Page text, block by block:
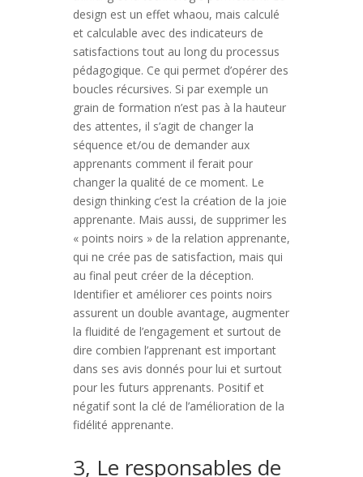
design est un effet whaou, mais calculé
et calculable avec des indicateurs de
satisfactions tout au long du processus
pédagogique. Ce qui permet d’opérer des
boucles récursives. Si par exemple un
grain de formation n’est pas à la hauteur
des attentes, il s’agit de changer la
séquence et/ou de demander aux
apprenants comment il ferait pour
changer la qualité de ce moment. Le
design thinking c’est la création de la joie
apprenante. Mais aussi, de supprimer les
« points noirs » de la relation apprenante,
qui ne crée pas de satisfaction, mais qui
au final peut créer de la déception.
Identifier et améliorer ces points noirs
assurent un double avantage, augmenter
la fluidité de l’engagement et surtout de
dire combien l’apprenant est important
dans ses avis donnés pour lui et surtout
pour les futurs apprenants. Positif et
négatif sont la clé de l’amélioration de la
fidélité apprenante.
3, Le responsables de